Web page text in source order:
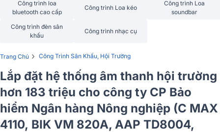
Công trình loa
bluetooth cao cấp
Công trình Loa kéo
Công trình Loa
soundbar
Công trình đèn sân
khấu
Công trình nhạc cụ
Trang Chủ › Công Trình Sân Khấu, Hội Trường
Lắp đặt hệ thống âm thanh hội trường
hơn 183 triệu cho công ty CP Bảo
hiểm Ngân hàng Nông nghiệp (C MAX
4110, BIK VM 820A, AAP TD8004,